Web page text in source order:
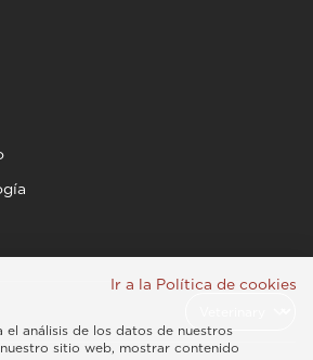
Ir a la Política de cookies
el análisis de los datos de nuestros
sitio web, mostrar contenido